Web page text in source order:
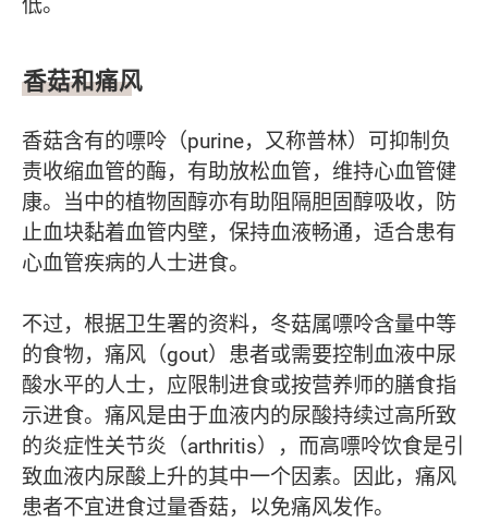
香菇和痛风
香菇含有的嘌呤（purine，又称普林）可抑制负
责收缩血管的酶，有助放松血管，维持心血管健
康。当中的植物固醇亦有助阻隔胆固醇吸收，防
止血块黏着血管内壁，保持血液畅通，适合患有
心血管疾病的人士进食。
不过，根据卫生署的资料，冬菇属嘌呤含量中等
的食物，痛风（gout）患者或需要控制血液中尿
酸水平的人士，应限制进食或按营养师的膳食指
示进食。痛风是由于血液内的尿酸持续过高所致
的炎症性关节炎（arthritis），而高嘌呤饮食是引
致血液内尿酸上升的其中一个因素。因此，痛风
患者不宜进食过量香菇，以免痛风发作。